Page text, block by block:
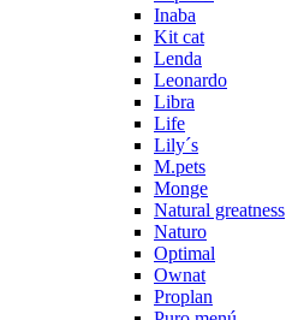
Inaba
Kit cat
Lenda
Leonardo
Libra
Life
Lily´s
M.pets
Monge
Natural greatness
Naturo
Optimal
Ownat
Proplan